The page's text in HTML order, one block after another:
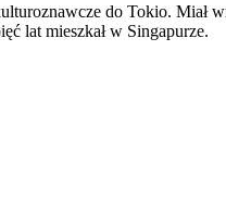
do Tokio. Miał
lat mieszkał w Singapurze.